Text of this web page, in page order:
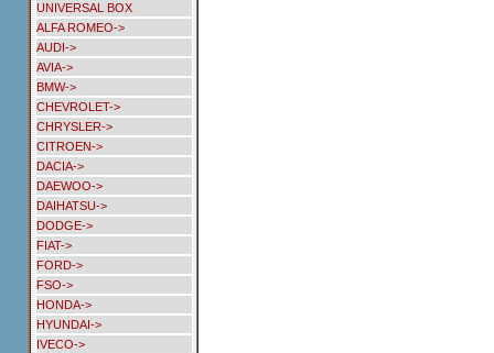
UNIVERSAL BOX
ALFA ROMEO->
AUDI->
AVIA->
BMW->
CHEVROLET->
CHRYSLER->
CITROEN->
DACIA->
DAEWOO->
DAIHATSU->
DODGE->
FIAT->
FORD->
FSO->
HONDA->
HYUNDAI->
IVECO->